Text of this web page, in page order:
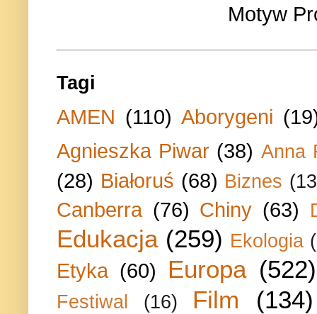
Motyw
Tagi
AMEN (110) Aborygeni
Agnieszka Piwar (38) Anna
(28) Białoruś (68) Biznes
Canberra (76) Chiny (63)
Edukacja (259) Ekologia
Etyka (60) Europa (522)
Festiwal (16) Film
(134)